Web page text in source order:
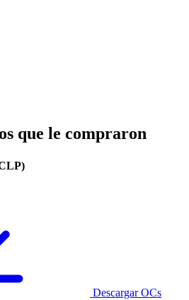
que le compraron
Descargar OCs